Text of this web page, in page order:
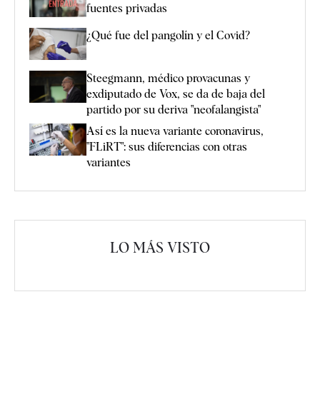
fuentes privadas
¿Qué fue del pangolín y el Covid?
Steegmann, médico provacunas y
exdiputado de Vox, se da de baja del
partido por su deriva "neofalangista"
Así es la nueva variante coronavirus,
"FLiRT": sus diferencias con otras
variantes
LO MÁS VISTO